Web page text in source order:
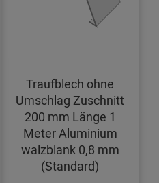
Traufblech ohne
Umschlag Zuschnitt
200 mm Länge 1
Meter Aluminium
walzblank 0,8 mm
(Standard)